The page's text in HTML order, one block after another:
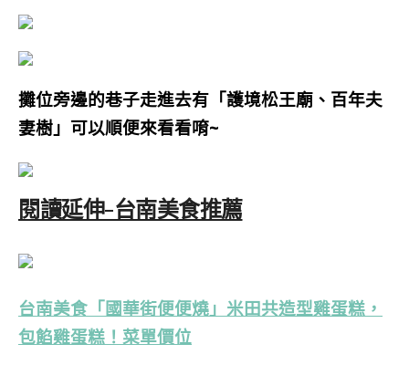
攤位旁邊的巷子走進去有「護境松王廟、百年夫
妻樹」可以順便來看看唷~
閱讀延伸-台南美食推薦
台南美食「國華街便便燒」米田共造型雞蛋糕，
包餡雞蛋糕！菜單價位